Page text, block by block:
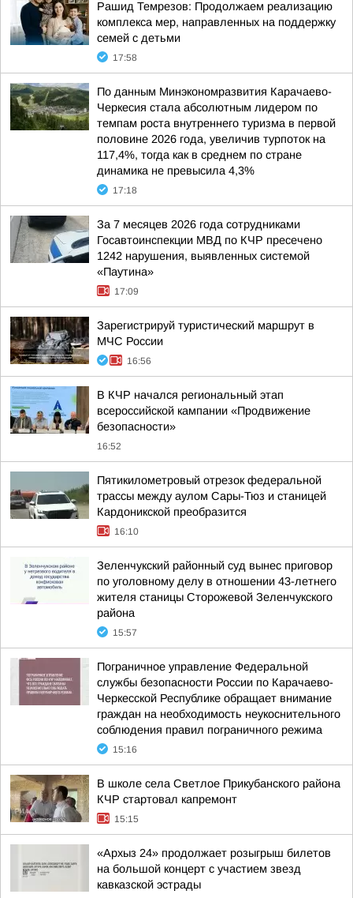
Рашид Темрезов: Продолжаем реализацию
комплекса мер, направленных на поддержку
семей с детьми
17:58
По данным Минэкономразвития Карачаево-
Черкесия стала абсолютным лидером по
темпам роста внутреннего туризма в первой
половине 2026 года, увеличив турпоток на
117,4%, тогда как в среднем по стране
динамика не превысила 4,3%
17:18
За 7 месяцев 2026 года сотрудниками
Госавтоинспекции МВД по КЧР пресечено
1242 нарушения, выявленных системой
«Паутина»
17:09
Зарегистрируй туристический маршрут в
МЧС России
16:56
В КЧР начался региональный этап
всероссийской кампании «Продвижение
безопасности»
16:52
Пятикилометровый отрезок федеральной
трассы между аулом Сары-Тюз и станицей
Кардоникской преобразится
16:10
Зеленчукский районный суд вынес приговор
по уголовному делу в отношении 43-летнего
жителя станицы Сторожевой Зеленчукского
района
15:57
Пограничное управление Федеральной
службы безопасности России по Карачаево-
Черкесской Республике обращает внимание
граждан на необходимость неукоснительного
соблюдения правил пограничного режима
15:16
В школе села Светлое Прикубанского района
КЧР стартовал капремонт
15:15
«Архыз 24» продолжает розыгрыш билетов
на большой концерт с участием звезд
кавказской эстрады